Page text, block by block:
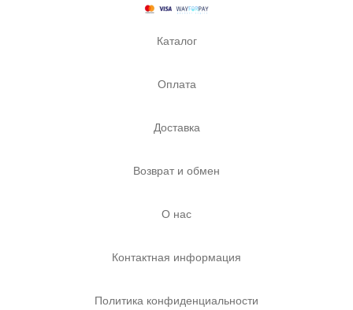
Каталог
Оплата
Доставка
Возврат и обмен
О нас
Контактная информация
Политика конфиденциальности